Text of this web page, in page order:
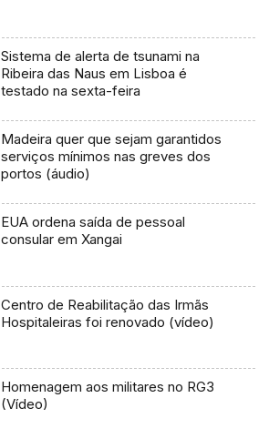
Sistema de alerta de tsunami na
Ribeira das Naus em Lisboa é
testado na sexta-feira
Madeira quer que sejam garantidos
serviços mínimos nas greves dos
portos (áudio)
EUA ordena saída de pessoal
consular em Xangai
Centro de Reabilitação das Irmãs
Hospitaleiras foi renovado (vídeo)
Homenagem aos militares no RG3
(Vídeo)